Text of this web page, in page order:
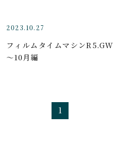
2023.10.27
フィルムタイムマシンR5.GW
～10月編
1